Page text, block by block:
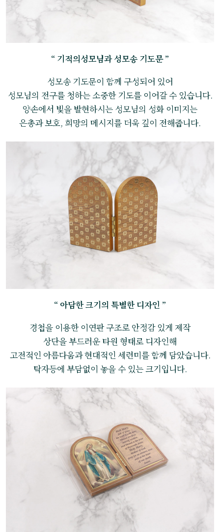
“ 기적의성모님과 성모송 기도문 ”
성모송 기도문이 함께 구성되어 있어
성모님의 전구를 청하는 소중한 기도를 이어갈 수 있습니다.
양손에서 빛을 발현하시는 성모님의 성화 이미지는
은총과 보호, 희망의 메시지를 더욱 깊이 전해줍니다.
“ 아담한 크기의 특별한 디자인 ”
경첩을 이용한 이연판 구조로 안정감 있게 제작
상단을 부드러운 타원 형태로 디자인해
고전적인 아름다움과 현대적인 세련미를 함께 담았습니다.
탁자등에 부담없이 놓을 수 있는 크기입니다.